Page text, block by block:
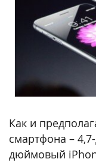
Как и
смартфона –
дюймовый